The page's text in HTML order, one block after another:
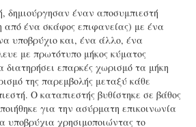
δημιούργησαν έναν αποσυμπιεστή
από ένα σκάφος επιφανείας) με ένα
υποβρύχιο και, ένα άλλο, ένα
με πρωτότυπο μήκος κύματος
επαρκές χωρισμό τα μήκη
της παρεμβολής μεταξύ κάθε
Ο καταπιεστής βυθίστηκε σε βάθος
για την ασύρματη επικοινωνία
υποβρύχια χρησιμοποιώντας το